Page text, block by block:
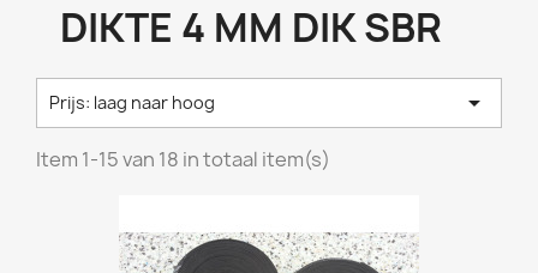
DIKTE 4 MM DIK SBR
Prijs: laag naar hoog 
Item 1-15 van 18 in totaal item(s)